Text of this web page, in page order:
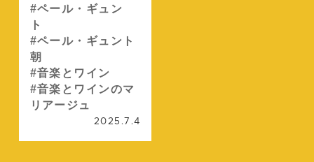
ペール・ギュン
ト
ペール・ギュント
朝
音楽とワイン
音楽とワインのマ
リアージュ
2025.7.4